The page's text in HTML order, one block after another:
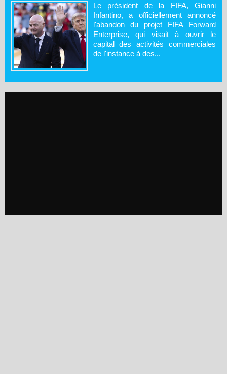
Le président de la FIFA, Gianni
Infantino, a officiellement annoncé
l'abandon du projet FIFA Forward
Enterprise, qui visait à ouvrir le
capital des activités commerciales
de l'instance à des...